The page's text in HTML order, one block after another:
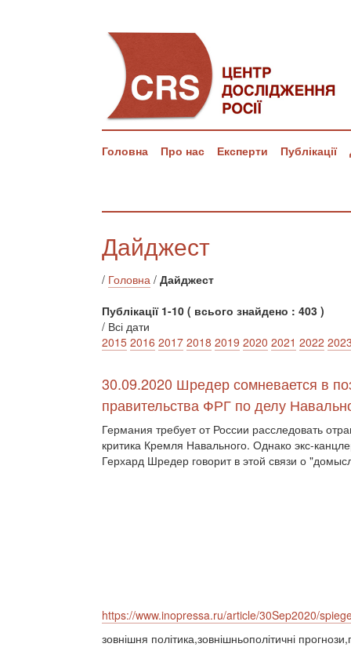
Головна Про нас Експерти Публікації
Дайджест
/ Головна / Дайджест
Публікації 1-10 ( всього знайдено : 403 )
/ Всі дати
2015 2016 2017 2018 2019 2020 2021 2022
30.09.2020 Шредер сомневается в
правительства ФРГ по делу
Германия требует от России расследовать
критика Кремля Навального. Однако экс-
Герхард Шредер говорит в этой связи о
https://www.inopressa.ru/article/30Sep2020/
зовнішня політика,зовнішньополітичні